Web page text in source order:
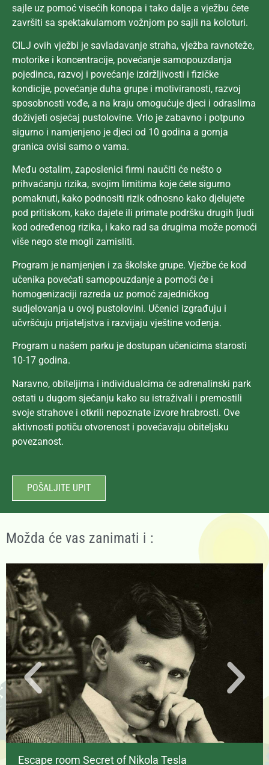
sajle uz pomoć visećih konopa i tako dalje a vježbu ćete
završiti sa spektakularnom vožnjom po sajli na koloturi.
CILJ ovih vježbi je savladavanje straha, vježba ravnoteže,
motorike i koncentracije, povećanje samopouzdanja
pojedinca, razvoj i povećanje izdržljivosti i fizičke
kondicije, povećanje duha grupe i motiviranosti, razvoj
sposobnosti vođe, a na kraju omogućuje djeci i odraslima
doživjeti osjećaj pustolovine. Vrlo je zabavno i potpuno
sigurno i namjenjeno je djeci od 10 godina a gornja
granica ovisi samo o vama.
Među ostalim, zaposlenici firmi naučiti će nešto o
prihvaćanju rizika, svojim limitima koje ćete sigurno
pomaknuti, kako podnositi rizik odnosno kako djelujete
pod pritiskom, kako dajete ili primate podršku drugih ljudi
kod određenog rizika, i kako rad sa drugima može pomoći
više nego ste mogli zamisliti.
Program je namjenjen i za školske grupe. Vježbe će kod
učenika povećati samopouzdanje a pomoći će i
homogenizaciji razreda uz pomoć zajedničkog
sudjelovanja u ovoj pustolovini. Učenici izgrađuju i
učvršćuju prijateljstva i razvijaju vještine vođenja.
Program u našem parku je dostupan učenicima starosti
10-17 godina.
Naravno, obiteljima i individualcima će adrenalinski park
ostati u dugom sjećanju kako su istraživali i premostili
svoje strahove i otkrili nepoznate izvore hrabrosti. Ove
aktivnosti potiču otvorenost i povećavaju obiteljsku
povezanost.
POŠALJITE UPIT
Možda će vas zanimati i :
Escape room Secret of Nikola Tesla